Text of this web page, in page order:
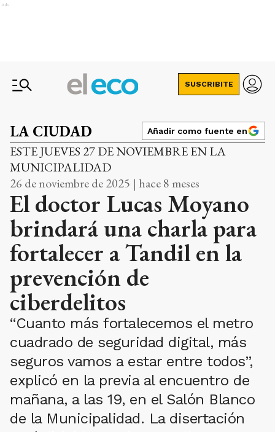
Ads
SUSCRIBITE
LA CIUDAD Añadir como fuente en
ESTE JUEVES 27 DE NOVIEMBRE EN LA
MUNICIPALIDAD
26 de noviembre de 2025 | hace 8 meses
El doctor Lucas Moyano
brindará una charla para
fortalecer a Tandil en la
prevención de
ciberdelitos
“Cuanto más fortalecemos el metro
cuadrado de seguridad digital, más
seguros vamos a estar entre todos”,
explicó en la previa al encuentro de
mañana, a las 19, en el Salón Blanco
de la Municipalidad. La disertación